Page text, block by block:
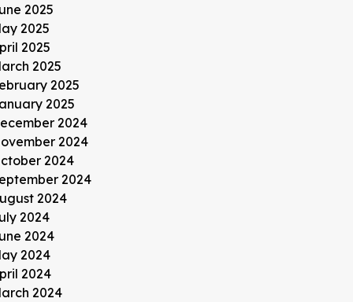
2025
2025
2025
2025
2025
2025
2024
2024
2024
2024
2024
2024
2024
2024
2024
2024